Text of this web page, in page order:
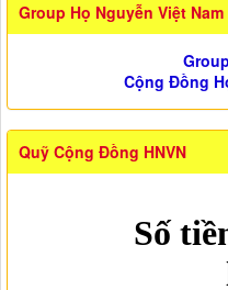
Group Họ Nguyễn Việt Nam
Cộng Đồng
Quỹ Cộng Đồng HNVN